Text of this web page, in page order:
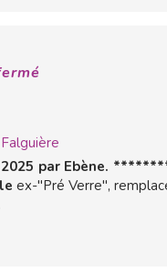
Falguière
par Ebène.
ex-"Pré Verre",